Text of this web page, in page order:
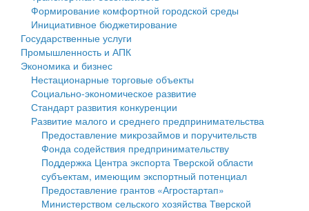
Государственные услуги
Промышленность и АПК
Экономика и бизнес
Символика
Устав
Гостям округа
Туризм
Культура
Образование
Здравоохранение
муниципального округа Тверской области
Администрация Кашинского муниципального округа
Тверской области
Управление сельскими территориями
Открытые данные
Работа с обращениями граждан
Муниципальный контроль
Финансовое управление
Бюджет для граждан
Имущество
Выявление правообладателей ранее учтенных
объектов недвижимости
Имущественная поддержка субъектов малого и
среднего предпринимательства
Формирование комфортной городской среды
Инициативное бюджетирование
Государственные услуги
Промышленность и АПК
Экономика и бизнес
Нестационарные торговые объекты
Социально-экономическое развитие
Стандарт развития конкуренции
Развитие малого и среднего предпринимательства
Предоставление микрозаймов и поручительств
Фонда содействия предпринимательству
Поддержка Центра экспорта Тверской области
субъектам, имеющим экспортный потенциал
Предоставление грантов «Агростартап»
Министерством сельского хозяйства Тверской